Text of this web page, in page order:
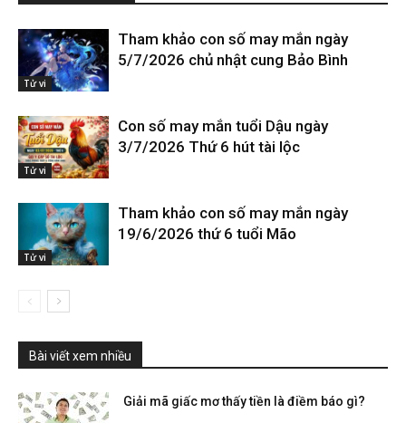
Tử vi
Tham khảo con số may mắn ngày
5/7/2026 chủ nhật cung Bảo Bình
Tử vi
Con số may mắn tuổi Dậu ngày
3/7/2026 Thứ 6 hút tài lộc
Tử vi
Tham khảo con số may mắn ngày
19/6/2026 thứ 6 tuổi Mão
Bài viết xem nhiều
Giải mã giấc mơ thấy tiền là điềm báo gì?